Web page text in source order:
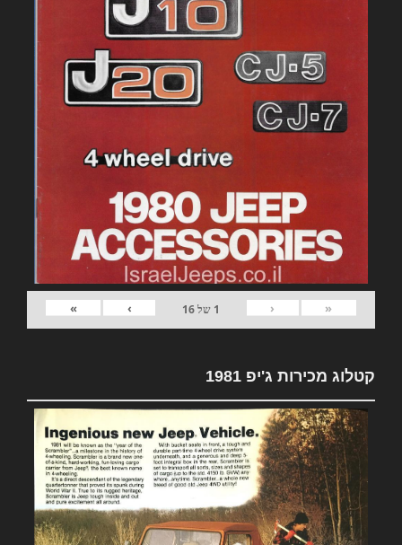
«
‹
1 של16
›
»
קטלוג מכירות ג'יפ 1981